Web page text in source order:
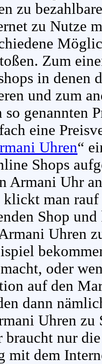
zu
zu Nutze
Zum
in denen
und zum
genannten
eine
Uhren“
Shops
Armani Uhr
klickt man
Shop
Uhren
oder
auf den
dann
Uhren zu
braucht nur
mit dem